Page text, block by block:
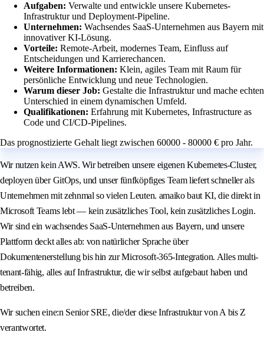
Aufgaben: Verwalte und entwickle unsere Kubernetes-
Infrastruktur und Deployment-Pipeline.
Unternehmen: Wachsendes SaaS-Unternehmen aus Bayern mit
innovativer KI-Lösung.
Vorteile: Remote-Arbeit, modernes Team, Einfluss auf
Entscheidungen und Karrierechancen.
Weitere Informationen: Klein, agiles Team mit Raum für
persönliche Entwicklung und neue Technologien.
Warum dieser Job: Gestalte die Infrastruktur und mache echten
Unterschied in einem dynamischen Umfeld.
Qualifikationen: Erfahrung mit Kubernetes, Infrastructure as
Code und CI/CD-Pipelines.
Das prognostizierte Gehalt liegt zwischen 60000 - 80000 € pro Jahr.
Wir nutzen kein AWS. Wir betreiben unsere eigenen Kubernetes-Cluster,
deployen über GitOps, und unser fünfköpfiges Team liefert schneller als
Unternehmen mit zehnmal so vielen Leuten. amaiko baut KI, die direkt in
Microsoft Teams lebt — kein zusätzliches Tool, kein zusätzliches Login.
Wir sind ein wachsendes SaaS-Unternehmen aus Bayern, und unsere
Plattform deckt alles ab: von natürlicher Sprache über
Dokumentenerstellung bis hin zur Microsoft-365-Integration. Alles multi-
tenant-fähig, alles auf Infrastruktur, die wir selbst aufgebaut haben und
betreiben.
Wir suchen eine:n Senior SRE, die/der diese Infrastruktur von A bis Z
verantwortet.